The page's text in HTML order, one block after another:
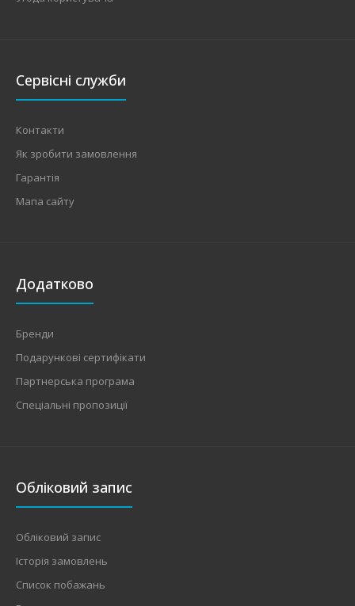
допустимий струм навантаження20AВимірювана
Сервісні служби
Контакти
Як зробити замовлення
Гарантія
Мапа сайту
Додатково
Бренди
Подарункові сертифікати
Партнерська програма
Спеціальні пропозиції
Обліковий запис
Обліковий запис
Історія замовлень
Список побажань